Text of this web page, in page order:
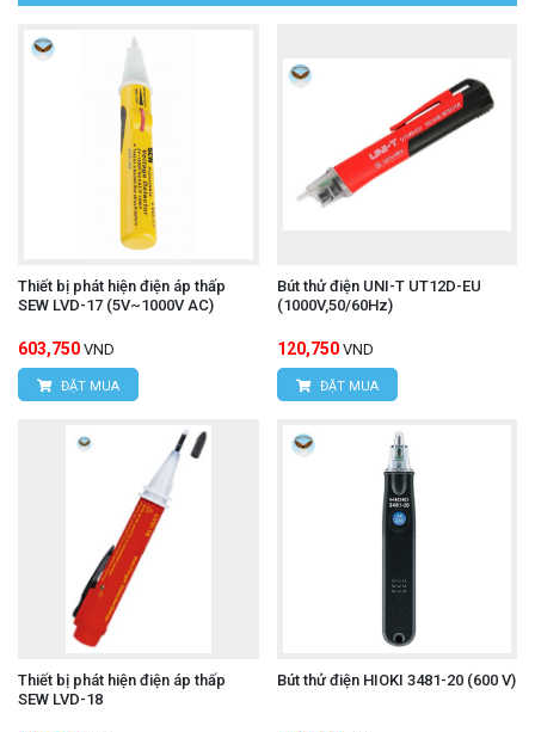
Thiết bị phát hiện điện áp thấp
SEW LVD-17 (5V~1000V AC)
603,750 VND
ĐẶT MUA
Bút thử điện UNI-T UT12D-EU
(1000V,50/60Hz)
120,750 VND
ĐẶT MUA
Thiết bị phát hiện điện áp thấp
SEW LVD-18
Bút thử điện HIOKI 3481-20 (600 V)